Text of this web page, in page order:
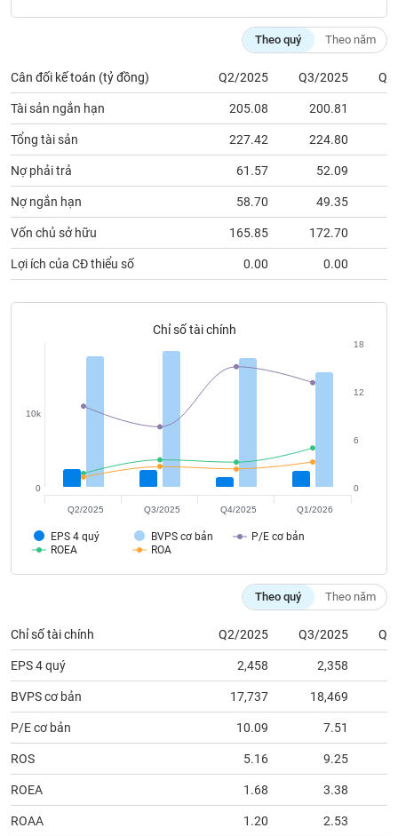
Theo quý Theo năm
Cân đối kế toán (tỷ đồng) Q2/2025 Q3/2025
Tài sản ngắn hạn 205.08 200.81
Tổng tài sản 227.42 224.80
Nợ phải trả 61.57 52.09
Nợ ngắn hạn 58.70 49.35
Vốn chủ sở hữu 165.85 172.70
Lợi ích của CĐ thiểu số 0.00 0.00
Chỉ số tài chính
EPS 4 quý BVPS cơ bản
P/E cơ bản
ROEA
ROA
0
10k
0
6
12
18
Q2/2025 Q3/2025 Q4/2025 Q1/2026
Theo quý Theo năm
Chỉ số tài chính Q2/2025 Q3/2025
EPS 4 quý 2,458 2,358
BVPS cơ bản 17,737 18,469
P/E cơ bản 10.09 7.51
ROS 5.16 9.25
ROEA 1.68 3.38
ROAA 1.20 2.53
đầu
tư
Truyền
thông
tài
chính